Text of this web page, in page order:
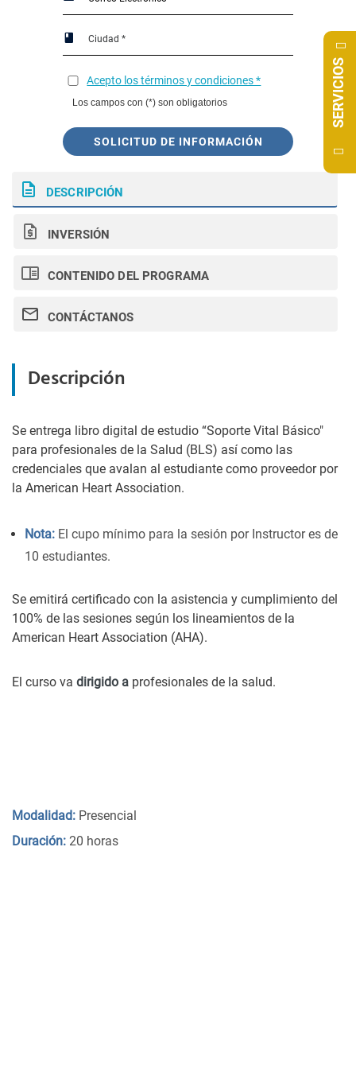
Acepto los términos y condiciones *
Los campos con (*) son obligatorios
SOLICITUD DE INFORMACIÓN
DESCRIPCIÓN
INVERSIÓN
CONTENIDO DEL PROGRAMA
CONTÁCTANOS
Descripción
Se entrega libro digital de estudio “Soporte Vital Básico"
para profesionales de la Salud (BLS) así como las
credenciales que avalan al estudiante como proveedor por
la American Heart Association.
Nota: El cupo mínimo para la sesión por Instructor es de
10 estudiantes.
Se emitirá certificado con la asistencia y cumplimiento del
100% de las sesiones según los lineamientos de la
American Heart Association (AHA).
El curso va dirigido a profesionales de la salud.
Modalidad: Presencial
Duración: 20 horas
SERVICIOS